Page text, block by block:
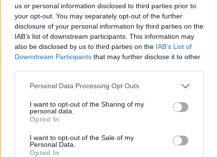
us or personal information disclosed to third parties prior to
your opt-out. You may separately opt-out of the further
disclosure of your personal information by third parties on the
IAB’s list of downstream participants. This information may
also be disclosed by us to third parties on the IAB’s List of
Downstream Participants that may further disclose it to other
Personal Data Processing Opt Outs
I want to opt-out of the Sharing of my
personal data.
Opted In
I want to opt-out of the Sale of my
Personal Data.
Opted In
2025. szeptember 08., hétfő
Septemberfest puliszkával,
főzőversennyel